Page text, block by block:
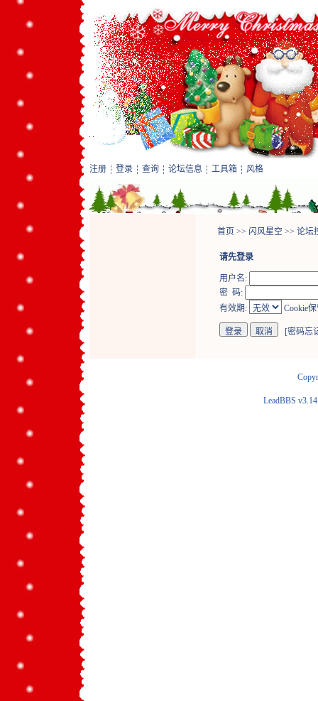
注册 登录 查询 论坛信息 工具箱 风格
首页 >> 闪风星空 >> 论坛
请先登录
用户名:
密 码:
有效期:
Cookie
[密码忘
LeadBBS